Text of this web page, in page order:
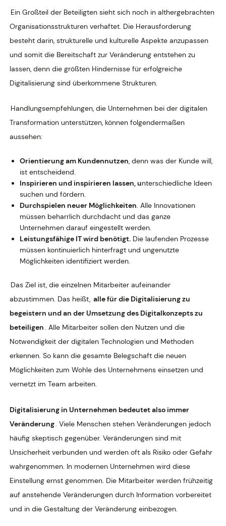
Ein Großteil der Beteiligten sieht sich noch in althergebrachten
Organisationsstrukturen verhaftet. Die Herausforderung
besteht darin, strukturelle und kulturelle Aspekte anzupassen
und somit die Bereitschaft zur Veränderung entstehen zu
lassen, denn die größten Hindernisse für erfolgreiche
Digitalisierung sind überkommene Strukturen.
Handlungsempfehlungen, die Unternehmen bei der digitalen
Transformation unterstützen, können folgendermaßen
aussehen:
Orientierung am Kundennutzen, denn was der Kunde will,
ist entscheidend.
Inspirieren und inspirieren lassen, unterschiedliche Ideen
suchen und fördern.
Durchspielen neuer Möglichkeiten. Alle Innovationen
müssen beharrlich durchdacht und das ganze
Unternehmen darauf eingestellt werden.
Leistungsfähige IT wird benötigt. Die laufenden Prozesse
müssen kontinuierlich hinterfragt und ungenutzte
Möglichkeiten identifiziert werden.
Das Ziel ist, die einzelnen Mitarbeiter aufeinander
abzustimmen. Das heißt, alle für die Digitalisierung zu
begeistern und an der Umsetzung des Digitalkonzepts zu
beteiligen. Alle Mitarbeiter sollen den Nutzen und die
Notwendigkeit der digitalen Technologien und Methoden
erkennen. So kann die gesamte Belegschaft die neuen
Möglichkeiten zum Wohle des Unternehmens einsetzen und
vernetzt im Team arbeiten.
Digitalisierung in Unternehmen bedeutet also immer
Veränderung. Viele Menschen stehen Veränderungen jedoch
häufig skeptisch gegenüber. Veränderungen sind mit
Unsicherheit verbunden und werden oft als Risiko oder Gefahr
wahrgenommen. In modernen Unternehmen wird diese
Einstellung ernst genommen. Die Mitarbeiter werden frühzeitig
auf anstehende Veränderungen durch Information vorbereitet
und in die Gestaltung der Veränderung einbezogen.